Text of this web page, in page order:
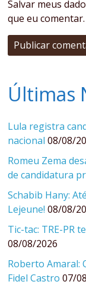
Salvar meus
que eu comentar.
Últimas
Lula registra
nacional 08/08/
Romeu Zema
de candidatura
Schabib Hany:
Lejeune! 08/08/
Tic-tac: TRE-PR
08/08/2026
Roberto Amaral:
Fidel Castro 07/